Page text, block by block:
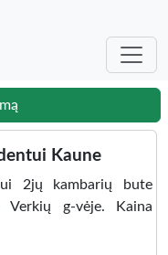
Kaune
2jų kambarių bute
Verkių g-vėje. Kaina